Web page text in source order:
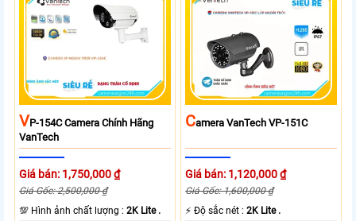
VP-154C Camera Chính Hãng
VanTech
Giá bán: 1,750,000 ₫
Giá Gốc: 2,500,000 ₫
💯 Hình ảnh chất lượng :2K Lite .
CAmera VanTech VP-151C
Giá bán: 1,120,000 ₫
Giá Gốc: 1,600,000 ₫
️⚡ Độ sắc nét :2K Lite .